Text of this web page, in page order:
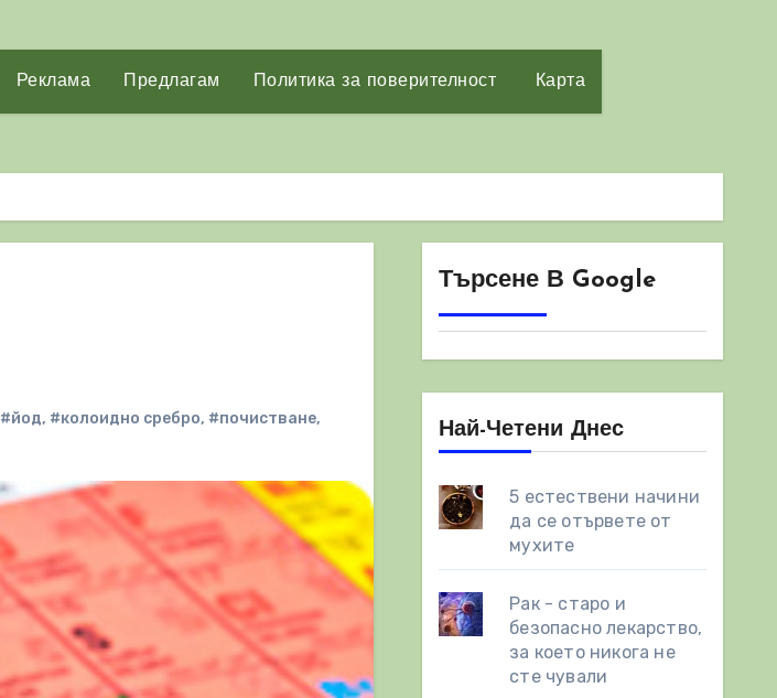
Реклама Предлагам Политика за поверителност Карта
#йод, #колоидно сребро, #почистване,
Търсене В Google
Най-Четени Днес
5 естествени начини
да се отървете от
мухите
Рак - старо и
безопасно лекарство,
за което никога не
сте чували